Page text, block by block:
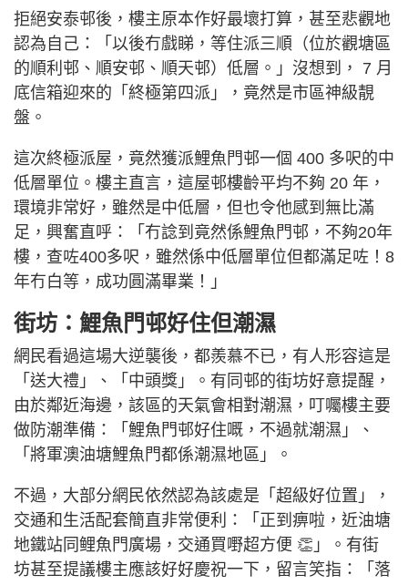
拒絕安泰邨後，樓主原本作好最壞打算，甚至悲觀地
認為自己：「以後冇戲睇，等住派三順（位於觀塘區
的順利邨、順安邨、順天邨）低層。」沒想到， 7 月
底信箱迎來的「終極第四派」，竟然是市區神級靚
盤。
這次終極派屋，竟然獲派鯉魚門邨一個 400 多呎的中
低層單位。樓主直言，這屋邨樓齡平均不夠 20 年，
環境非常好，雖然是中低層，但也令他感到無比滿
足，興奮直呼：「冇諗到竟然係鯉魚門邨，不夠20年
樓，查咗400多呎，雖然係中低層單位但都滿足咗！8
年冇白等，成功圓滿畢業！」
街坊：鯉魚門邨好住但潮濕
網民看過這場大逆襲後，都羨慕不已，有人形容這是
「送大禮」、「中頭獎」。有同邨的街坊好意提醒，
由於鄰近海邊，該區的天氣會相對潮濕，叮囑樓主要
做防潮準備：「鯉魚門邨好住嘅，不過就潮濕」、
「將軍澳油塘鯉魚門都係潮濕地區」。
不過，大部分網民依然認為該處是「超級好位置」，
交通和生活配套簡直非常便利：「正到痹啦，近油塘
地鐵站同鲤魚門廣場，交通買嘢超方便 👏」。有街
坊甚至提議樓主應該好好慶祝一下，留言笑指：「落